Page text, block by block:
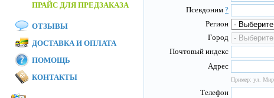
Псевдоним ?
Регион
Город
Почтовый индекс
Адрес
Пример: ул.
Телефон
ПРАЙС ДЛЯ ПРЕДЗАКАЗА
ОТЗЫВЫ
ДОСТАВКА И ОПЛАТА
ПОМОЩЬ
КОНТАКТЫ